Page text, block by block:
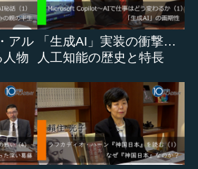
アル
人物
「生成AI」実装の衝撃…
人工知能の歴史と特長